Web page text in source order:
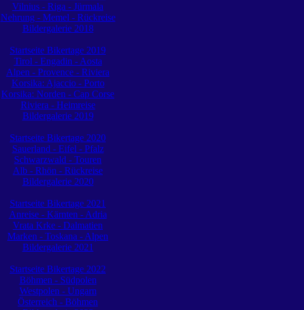
Vilnius - Riga - Jürmala
Nehrung - Memel - Rückreise
Bildergalerie 2018
Startseite Bikertage 2019
Tirol - Engadin - Aosta
Alpen - Provence - Riviera
Korsika: Ajaccio - Porto
Korsika: Norden - Cap Corse
Riviera - Heimreise
Bildergalerie 2019
Startseite Bikertage 2020
Sauerland - Eifel - Pfalz
Schwarzwald - Touren
Alb - Rhön - Rückreise
Bildergalerie 2020
Startseite Bikertage 2021
Anreise - Kärnten - Adria
Vrata Krke - Dalmatien
Marken - Toskana - Alpen
Bildergalerie 2021
Startseite Bikertage 2022
Böhmen - Südpolen
Westpolen - Ungarn
Österreich - Böhmen